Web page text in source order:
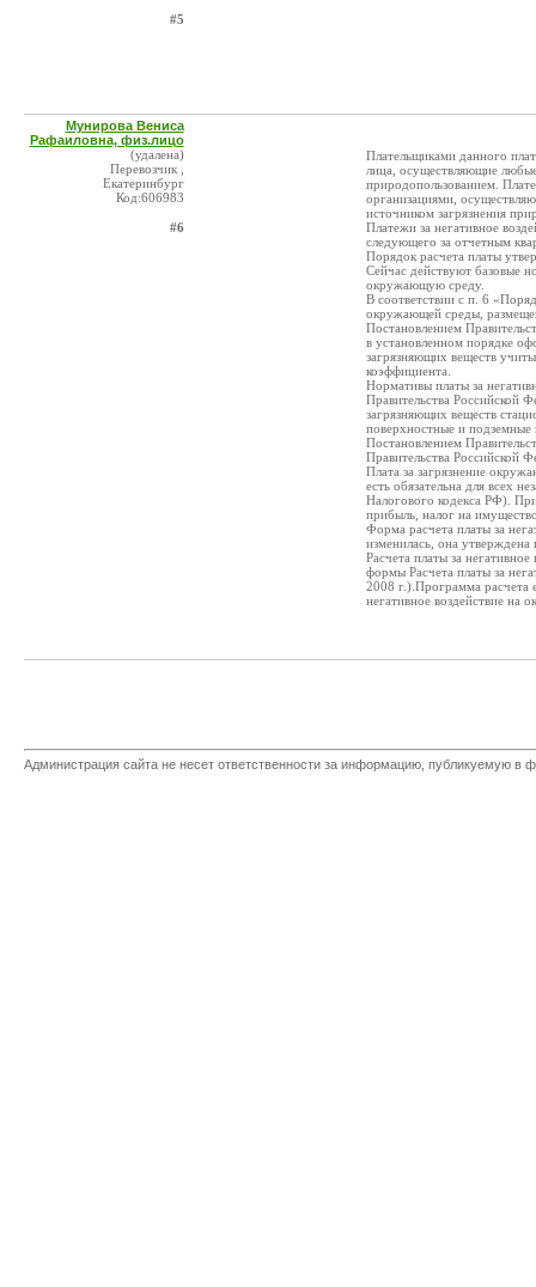
#5
Мунирова Вениса
Рафаиловна, физ.лицо
(удалена)
Перевозчик ,
Екатеринбург
Код:606983
#6
Плательщиками данного
лица, осуществляющие
природопользованием.
организациями,
источником загрязнения
Платежи за негативное
следующего за отчетным
Порядок расчета платы
Сейчас действуют базовые
окружающую среду.
В соответствии с п. 6
окружающей среды,
Постановлением
в установленном порядке
загрязняющих веществ
коэффициента.
Нормативы платы за
Правительства Российской
загрязняющих веществ
поверхностные и подземные
Постановлением
Правительства Российской
Плата за загрязнение
есть обязательна для всех
Налогового кодекса РФ).
прибыль, налог на
Форма расчета платы за
изменилась, она
Расчета платы за
формы Расчета платы за
2008 г.).Программа расчета
негативное воздействие на
Администрация сайта не несет ответственности за информацию, публикуемую